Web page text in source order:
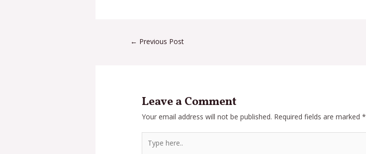
← Previous Post
Leave a Comment
Your email address will not be published. Required fields are marked*
here..